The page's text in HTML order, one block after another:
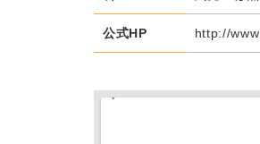
公式HP http://